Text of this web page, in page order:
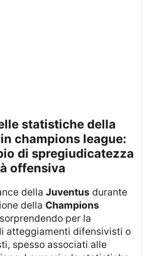
champions league:
di spregiudicatezza
offensiva
dellaJuventus durante
della Champions
per la
atteggiamenti difensivisti o
spesso associati alle